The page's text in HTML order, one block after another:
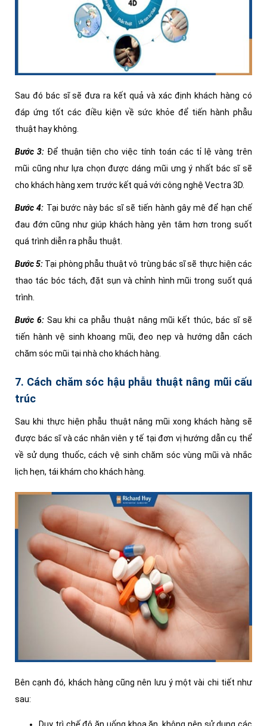
Sau đó bác sĩ sẽ đưa ra kết quả và xác định khách hàng có
đáp ứng tốt các điều kiện về sức khỏe để tiến hành phẫu
thuật hay không.
Bước 3: Để thuận tiện cho việc tính toán các tỉ lệ vàng trên
mũi cũng như lựa chọn được dáng mũi ưng ý nhất bác sĩ sẽ
cho khách hàng xem trước kết quả với công nghệ Vectra 3D.
Bước 4: Tại bước này bác sĩ sẽ tiến hành gây mê để hạn chế
đau đớn cũng như giúp khách hàng yên tâm hơn trong suốt
quá trình diễn ra phẫu thuật.
Bước 5: Tại phòng phẫu thuật vô trùng bác sĩ sẽ thực hiện các
thao tác bóc tách, đặt sụn và chỉnh hình mũi trong suốt quá
trình.
Bước 6: Sau khi ca phẫu thuật nâng mũi kết thúc, bác sĩ sẽ
tiến hành vệ sinh khoang mũi, đeo nẹp và hướng dẫn cách
chăm sóc mũi tại nhà cho khách hàng.
7. Cách chăm sóc hậu phẫu thuật nâng mũi cấu
trúc
Sau khi thực hiện phẫu thuật nâng mũi xong khách hàng sẽ
được bác sĩ và các nhân viên y tế tại đơn vị hướng dẫn cụ thể
về sử dụng thuốc, cách vệ sinh chăm sóc vùng mũi và nhắc
lịch hẹn, tái khám cho khách hàng.
Bên cạnh đó, khách hàng cũng nên lưu ý một vài chi tiết như
sau:
Duy trì chế độ ăn uống khoa ăn, không nên sử dụng các